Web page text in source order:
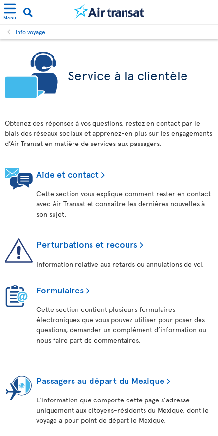
Menu
Info voyage
Service à la clientèle
Obtenez des réponses à vos questions, restez en contact par le
biais des réseaux sociaux et apprenez-en plus sur les engagements
d’Air Transat en matière de services aux passagers.
Aide et contact
Cette section vous explique comment rester en contact
avec Air Transat et connaître les dernières nouvelles à
son sujet.
Perturbations et recours
Information relative aux retards ou annulations de vol.
Formulaires
Cette section contient plusieurs formulaires
électroniques que vous pouvez utiliser pour poser des
questions, demander un complément d’information ou
nous faire part de commentaires.
Passagers au départ du Mexique
L’information que comporte cette page s’adresse
uniquement aux citoyens-résidents du Mexique, dont le
voyage a pour point de départ le Mexique.